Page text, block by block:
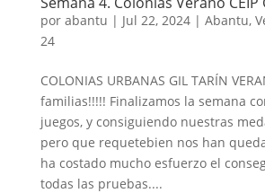
por abantu | Jul 22, 2024| Abantu,
24
COLONIAS URBANAS GIL TARÍN
familias!!!!! Finalizamos la semana
juegos, y consiguiendo nuestras
pero que requetebien nos han
ha costado mucho esfuerzo el
todas las pruebas....